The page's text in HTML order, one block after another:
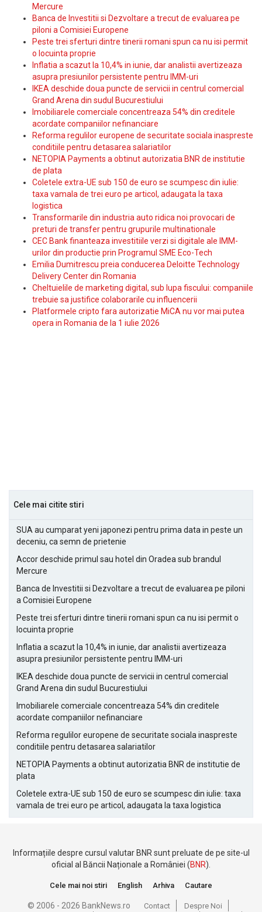
Mercure
Banca de Investitii si Dezvoltare a trecut de evaluarea pe
piloni a Comisiei Europene
Peste trei sferturi dintre tinerii romani spun ca nu isi permit
o locuinta proprie
Inflatia a scazut la 10,4% in iunie, dar analistii avertizeaza
asupra presiunilor persistente pentru IMM-uri
IKEA deschide doua puncte de servicii in centrul comercial
Grand Arena din sudul Bucurestiului
Imobiliarele comerciale concentreaza 54% din creditele
acordate companiilor nefinanciare
Reforma regulilor europene de securitate sociala inaspreste
conditiile pentru detasarea salariatilor
NETOPIA Payments a obtinut autorizatia BNR de institutie
de plata
Coletele extra-UE sub 150 de euro se scumpesc din iulie:
taxa vamala de trei euro pe articol, adaugata la taxa
logistica
Transformarile din industria auto ridica noi provocari de
preturi de transfer pentru grupurile multinationale
CEC Bank finanteaza investitiile verzi si digitale ale IMM-
urilor din productie prin Programul SME Eco-Tech
Emilia Dumitrescu preia conducerea Deloitte Technology
Delivery Center din Romania
Cheltuielile de marketing digital, sub lupa fiscului: companiile
trebuie sa justifice colaborarile cu influencerii
Platformele cripto fara autorizatie MiCA nu vor mai putea
opera in Romania de la 1 iulie 2026
Cele mai citite stiri
SUA au cumparat yeni japonezi pentru prima data in peste un
deceniu, ca semn de prietenie
Accor deschide primul sau hotel din Oradea sub brandul
Mercure
Banca de Investitii si Dezvoltare a trecut de evaluarea pe piloni
a Comisiei Europene
Peste trei sferturi dintre tinerii romani spun ca nu isi permit o
locuinta proprie
Inflatia a scazut la 10,4% in iunie, dar analistii avertizeaza
asupra presiunilor persistente pentru IMM-uri
IKEA deschide doua puncte de servicii in centrul comercial
Grand Arena din sudul Bucurestiului
Imobiliarele comerciale concentreaza 54% din creditele
acordate companiilor nefinanciare
Reforma regulilor europene de securitate sociala inaspreste
conditiile pentru detasarea salariatilor
NETOPIA Payments a obtinut autorizatia BNR de institutie de
plata
Coletele extra-UE sub 150 de euro se scumpesc din iulie: taxa
vamala de trei euro pe articol, adaugata la taxa logistica
Informațiile despre cursul valutar BNR sunt preluate de pe site-ul
oficial al Băncii Naționale a României (BNR).
Cele mai noi stiri English Arhiva Cautare
© 2006 - 2026 BankNews.ro Contact Despre Noi